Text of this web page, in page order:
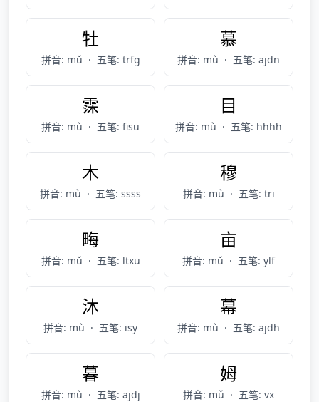
牡
拼音: mǔ · 五笔: trfg
慕
拼音: mù · 五笔: ajdn
霂
拼音: mù · 五笔: fisu
目
拼音: mù · 五笔: hhhh
木
拼音: mù · 五笔: ssss
穆
拼音: mù · 五笔: tri
畮
拼音: mǔ · 五笔: ltxu
亩
拼音: mǔ · 五笔: ylf
沐
拼音: mù · 五笔: isy
幕
拼音: mù · 五笔: ajdh
暮
拼音: mù · 五笔: ajdj
姆
拼音: mǔ · 五笔: vx